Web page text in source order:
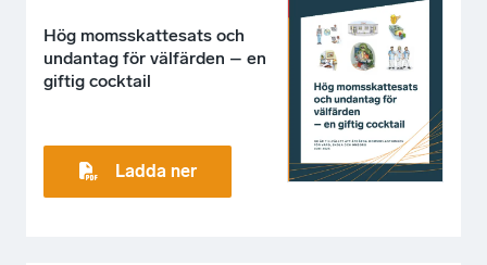
Hög momsskattesats och
undantag för välfärden – en
giftig cocktail
Ladda ner